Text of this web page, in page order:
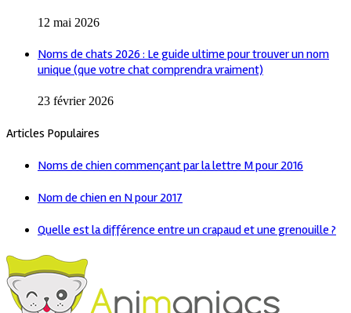
12 mai 2026
Noms de chats 2026 : Le guide ultime pour trouver un nom
unique (que votre chat comprendra vraiment)
23 février 2026
Articles Populaires
Noms de chien commençant par la lettre M pour 2016
Nom de chien en N pour 2017
Quelle est la différence entre un crapaud et une grenouille ?